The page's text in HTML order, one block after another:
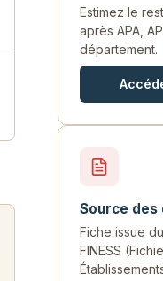
Estimez le
après APA,
département.
Source des
Fiche issue
FINESS